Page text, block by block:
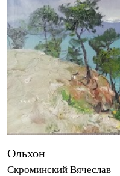
Ольхон
Скроминский Вячеслав